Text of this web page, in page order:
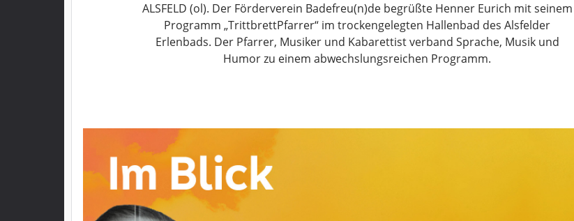
Impressum
Datenschutzerklärung
ALSFELD (ol). Der Förderverein Badefreu(n)de begrüßte Henner Eurich mit seinem
Programm „TrittbrettPfarrer“ im trockengelegten Hallenbad des Alsfelder
Erlenbads. Der Pfarrer, Musiker und Kabarettist verband Sprache, Musik und
Humor zu einem abwechslungsreichen Programm.